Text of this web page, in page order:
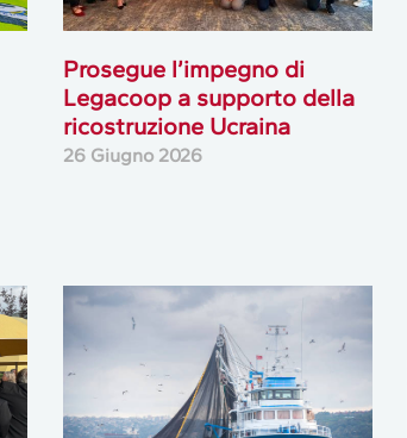
Prosegue l’impegno di
Legacoop a supporto della
ricostruzione Ucraina
26 Giugno 2026